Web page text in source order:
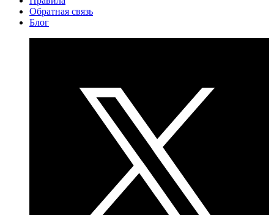
Обратная связь
Блог